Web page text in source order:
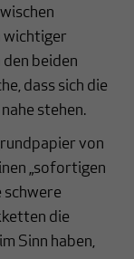
wichtiger
beiden
dass sich die
stehen.
von
„sofortigen
schwere
die
Sinn haben,